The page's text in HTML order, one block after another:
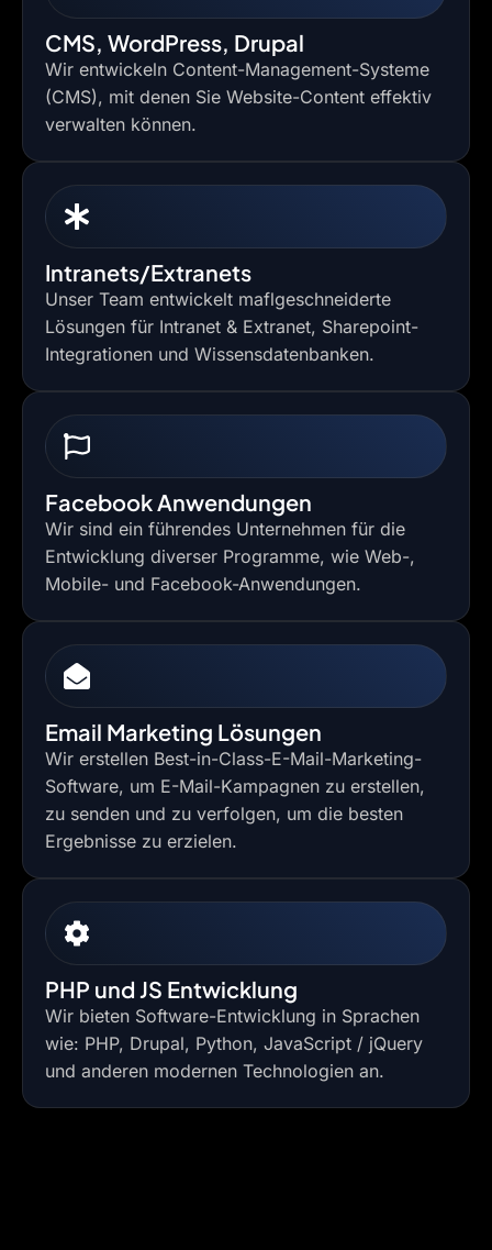
CMS, WordPress, Drupal
Wir entwickeln Content-Management-Systeme
(CMS), mit denen Sie Website-Content effektiv
verwalten können.
Intranets/Extranets
Unser Team entwickelt maflgeschneiderte
Lösungen für Intranet & Extranet, Sharepoint-
Integrationen und Wissensdatenbanken.
Facebook Anwendungen
Wir sind ein führendes Unternehmen für die
Entwicklung diverser Programme, wie Web-,
Mobile- und Facebook-Anwendungen.
Email Marketing Lösungen
Wir erstellen Best-in-Class-E-Mail-Marketing-
Software, um E-Mail-Kampagnen zu erstellen,
zu senden und zu verfolgen, um die besten
Ergebnisse zu erzielen.
PHP und JS Entwicklung
Wir bieten Software-Entwicklung in Sprachen
wie: PHP, Drupal, Python, JavaScript / jQuery
und anderen modernen Technologien an.